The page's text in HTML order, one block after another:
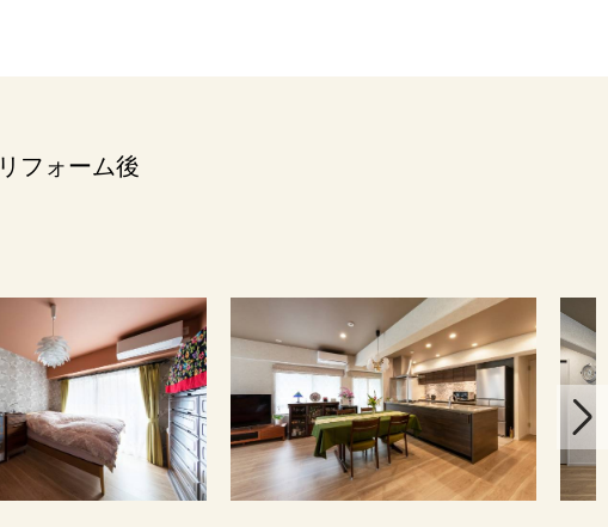
リフォーム後